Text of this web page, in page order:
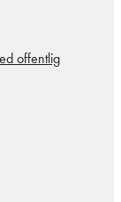
offentlig